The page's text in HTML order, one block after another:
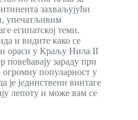
захваљујући
упечатљивим
египатској теми.
и видите како се
ораси у Краљу Нила II
повећавају зараду при
огромну популарност у
је јединствени винтаге
лепоту и може вам се